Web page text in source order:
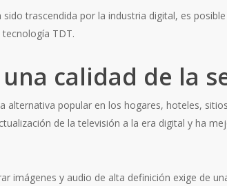
trascendida por la industria digital, es
TDT.
calidad de la
popular en los hogares, hoteles,
de la televisión a la era digital y ha
imágenes y audio de alta definición exige de